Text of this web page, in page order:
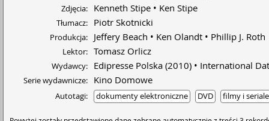
Zdjęcia: Kenneth Stipe Ken Stipe
Tłumacz: Piotr Skotnicki
Produkcja: Jeffery Beach Ken Olandt Phillip J. Roth
Lektor: Tomasz Orlicz
Wydawcy: Edipresse Polska (2010) International
Serie wydawnicze: Kino Domowe
Autotagi: dokumenty elektroniczne DVD filmy i seriale